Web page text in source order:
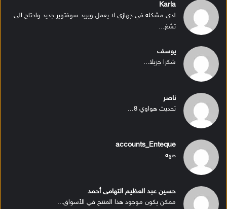
Karla
لدي مشكله في جهازي لا يعمل ويريد سوفتوير جديد واحتاج الى
تشغ...
يوسف
شكرا جزيلا...
ناصر
تحديث هواوي 8...
accounts_Enteque
ههه...
حسين عبد العظيم التهامى أحمد
ممكن يكون موجود هذا المنتج في الأسواق...